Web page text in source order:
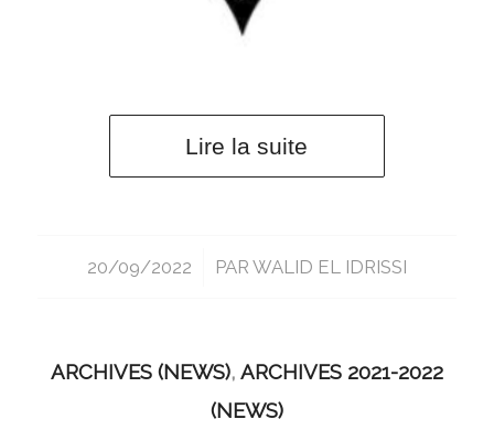
Lire la suite
20/09/2022
/ PAR WALID EL IDRISSI
ARCHIVES (NEWS), ARCHIVES 2021-2022
(NEWS)